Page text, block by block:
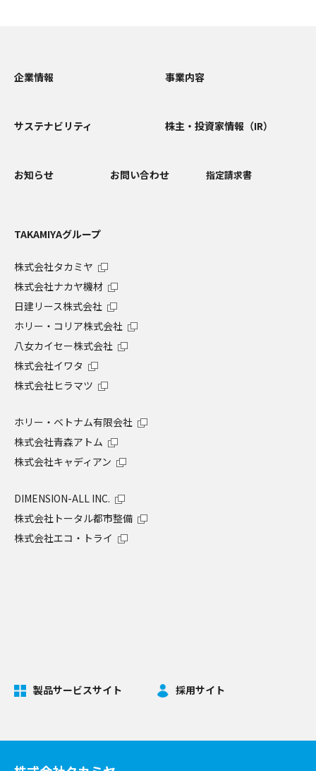
企業情報 事業内容
サステナビリティ 株主・投資家情報（IR）
お知らせ お問い合わせ 指定請求書
TAKAMIYAグループ
株式会社タカミヤ
株式会社ナカヤ機材
日建リース株式会社
ホリー・コリア株式会社
八女カイセー株式会社
株式会社イワタ
株式会社ヒラマツ
ホリー・ベトナム有限会社
株式会社青森アトム
株式会社キャディアン
DIMENSION-ALL INC.
株式会社トータル都市整備
株式会社エコ・トライ
製品サービスサイト 採用サイト